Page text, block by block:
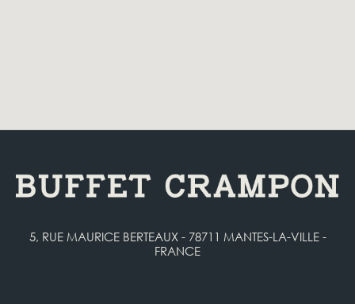
5, RUE MAURICE BERTEAUX - 78711 MANTES-LA-VILLE -
FRANCE